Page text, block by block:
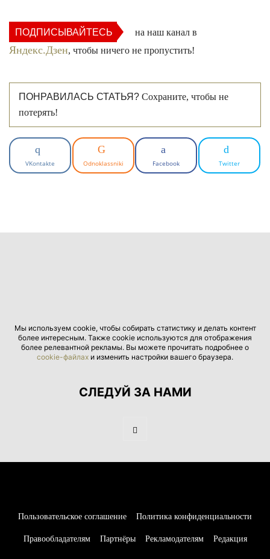
ПОДПИСЫВАЙТЕСЬ на наш канал в
Яндекс.Дзен, чтобы ничего не пропустить!
ПОНРАВИЛАСЬ СТАТЬЯ? Сохраните, чтобы не
потерять!
VKontakte Odnoklassniki Facebook Twitter
Мы используем cookie, чтобы собирать статистику и делать контент
более интересным. Также cookie используются для отображения
более релевантной рекламы. Вы можете прочитать подробнее о
cookie-файлах и изменить настройки вашего браузера.
СЛЕДУЙ ЗА НАМИ
Пользовательское соглашение Политика конфиденциальности
Правообладателям Партнёры Рекламодателям Редакция